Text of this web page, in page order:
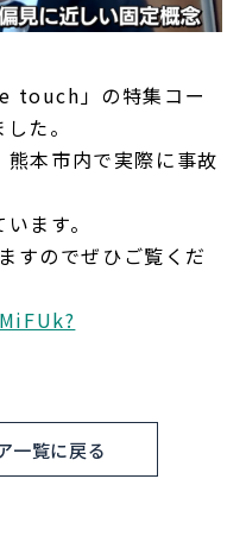
touch」の特集コー
た。
本市内で実際に事故
ます。
すのでぜひご覧くだ
一覧に戻る